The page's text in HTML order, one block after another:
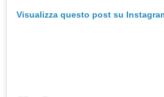
Visualizza questo post su